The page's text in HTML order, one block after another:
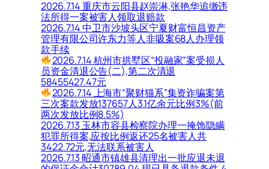
2026.7.14 重庆市云阳县赵崇淋,张艳华追缴违
法所得一案被害人领取退赔款
2026.7.14 中卫市沙坡头区宁夏财富恒昌资产
管理有限公司许东力等人非吸案68人办理领
款手续
2026.7.14 杭州市拱墅区“投融家”案受损人
员资金清退公告(二),第二次清退
58455427.47元
2026.7.14 上海市“聚财猫系”集资诈骗案第
三次案款发放137657人3.1亿余元比例3%(前
两次发放比例8.5%)
2026.7.13 玉林市容县检察院办理一掩饰隐瞒
犯罪所得案,应按比例返还25名被害人共
3422.72元,无法联系被害人
2026.7.13 昭通市镇雄县清理出一批应退未退